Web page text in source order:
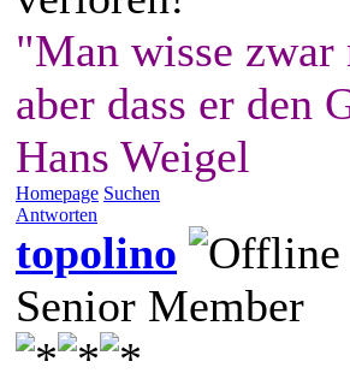
"Man wisse
aber dass er den
Hans Weigel
Homepage Suchen
Antworten
topolino
Senior Member